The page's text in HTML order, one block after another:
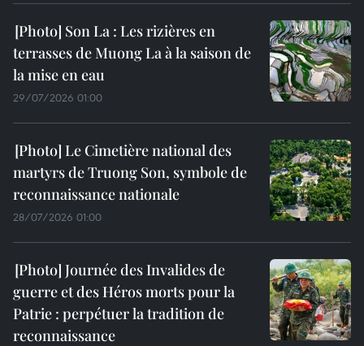
Son La : Les rizières en
terrasses de Muong La à la saison de
la mise en eau
29/07/2026 01:00
Le Cimetière national des
martyrs de Truong Son, symbole de
reconnaissance nationale
28/07/2026 01:00
Journée des Invalides de
guerre et des Héros morts pour la
Patrie : perpétuer la tradition de
reconnaissance